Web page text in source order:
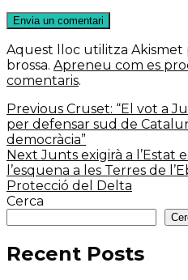
Aquest lloc utilitza
brossa. Apreneu com es
comentaris.
Navegació
d'entrades
Previous Previous
post:
Cruset: “El vot a
per defensar sud de
democràcia”
Next Next
post:
Junts exigirà a l’Estat
l’esquena a les Terres de
Protecció del Delta
Cerca
Recent Posts